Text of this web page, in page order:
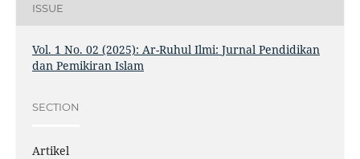
ISSUE
Vol. 1 No. 02 (2025): Ar-Ruhul Ilmi: Jurnal Pendidikan
dan Pemikiran Islam
SECTION
Artikel